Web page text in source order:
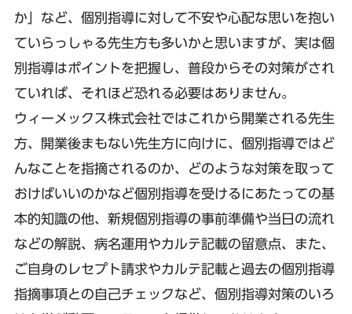
か」など、個別指導に対して不安や心配な思いを抱い
ていらっしゃる先生方も多いかと思いますが、実は個
別指導はポイントを把握し、普段からその対策がされ
ていれば、それほど恐れる必要はありません。
ウィーメックス株式会社ではこれから開業される先生
方、開業後まもない先生方に向けに、個別指導ではど
んなことを指摘されるのか、どのような対策を取って
おけばいいのかなど個別指導を受けるにあたっての基
本的知識の他、新規個別指導の事前準備や当日の流れ
などの解説、病名運用やカルテ記載の留意点、また、
ご自身のレセプト請求やカルテ記載と過去の個別指導
指摘事項との自己チェックなど、個別指導対策のいろ